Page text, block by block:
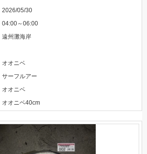
2026/05/30
04:00～06:00
遠州灘海岸
オオニベ
サーフルアー
オオニベ
オオニベ40cm